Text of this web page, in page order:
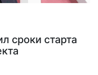
сроки старта